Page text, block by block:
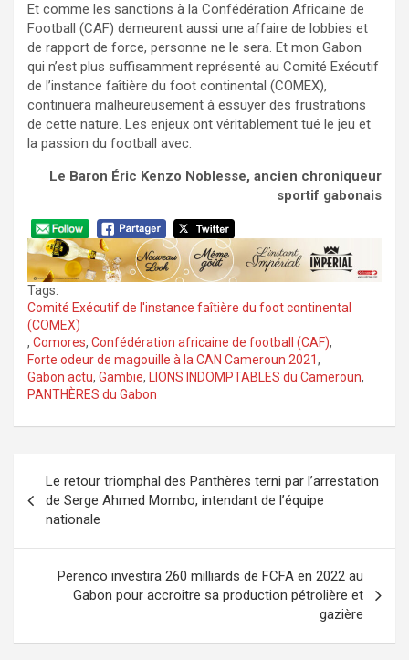
Et comme les sanctions à la Confédération Africaine de
Football (CAF) demeurent aussi une affaire de lobbies et
de rapport de force, personne ne le sera. Et mon Gabon
qui n’est plus suffisamment représenté au Comité Exécutif
de l’instance faîtière du foot continental (COMEX),
continuera malheureusement à essuyer des frustrations
de cette nature. Les enjeux ont véritablement tué le jeu et
la passion du football avec.
Le Baron Éric Kenzo Noblesse, ancien chroniqueur
sportif gabonais
Tags:
Comité Exécutif de l'instance faîtière du foot continental
(COMEX)
, Comores, Confédération africaine de football (CAF),
Forte odeur de magouille à la CAN Cameroun 2021,
Gabon actu, Gambie, LIONS INDOMPTABLES du Cameroun,
PANTHÈRES du Gabon
de
l’article
Le retour triomphal des Panthères terni par l’arrestation
de Serge Ahmed Mombo, intendant de l’équipe
nationale
Perenco investira 260 milliards de FCFA en 2022 au
Gabon pour accroitre sa production pétrolière et
gazière